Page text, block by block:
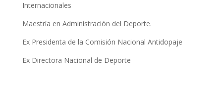
Internacionales
Maestría en Administración del Deporte.
Ex Presidenta de la Comisión Nacional Antidopaje
Ex Directora Nacional de Deporte